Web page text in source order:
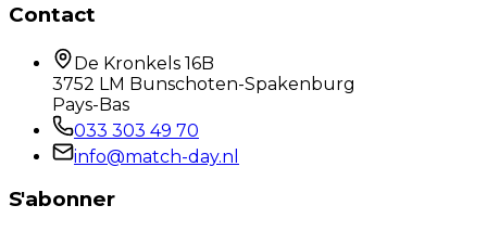
Contact
De Kronkels 16B
3752 LM Bunschoten-Spakenburg
Pays-Bas
033 303 49 70
info@match-day.nl
S'abonner